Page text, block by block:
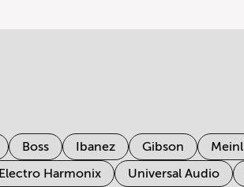
Boss Ibanez Gibson
Meinl
Electro Harmonix Universal Audio